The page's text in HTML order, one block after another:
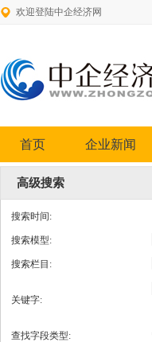
欢迎登陆中企经济网
首页 企业新闻
高级搜索
搜索时间:
搜索模型:
搜索栏目:
关键字:
查找字段类型: